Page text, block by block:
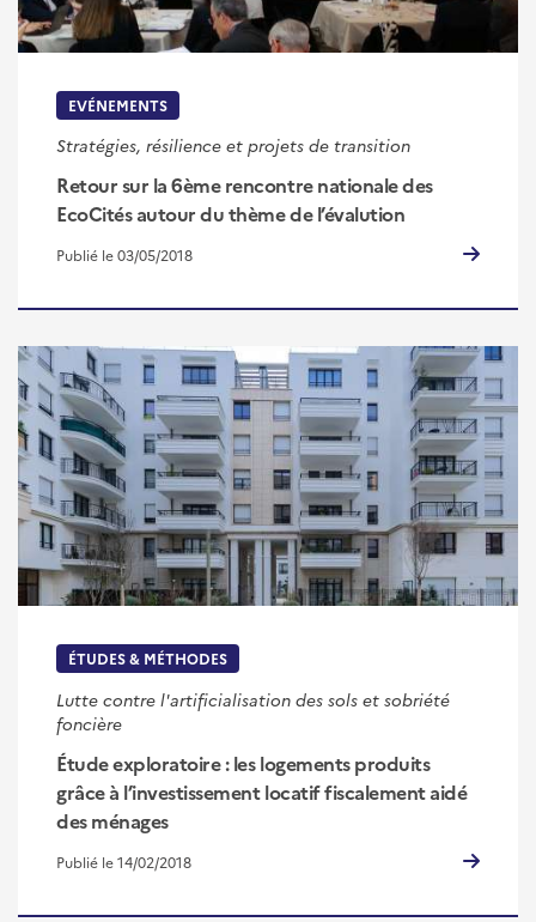
EVÉNEMENTS
Stratégies, résilience et projets de transition
Retour sur la 6ème rencontre nationale des
EcoCités autour du thème de l’évalution
Publié le 03/05/2018
ÉTUDES & MÉTHODES
Lutte contre l'artificialisation des sols et sobriété
foncière
Étude exploratoire : les logements produits
grâce à l’investissement locatif fiscalement aidé
des ménages
Publié le 14/02/2018